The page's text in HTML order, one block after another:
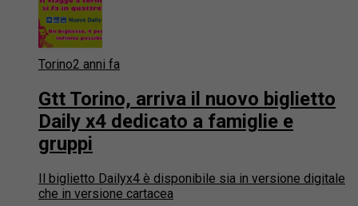
Torino2 anni fa
Gtt Torino, arriva il nuovo biglietto
Daily x4 dedicato a famiglie e
gruppi
Il biglietto Dailyx4 è disponibile sia in versione digitale
che in versione cartacea